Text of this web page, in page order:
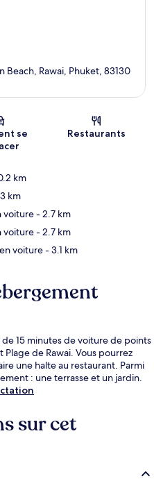
Beach, Rawai, Phuket, 83130
se
Restaurants
km
km
voiture- 2.7 km
voiture- 2.7 km
voiture- 3.1 km
15 minutes de voiture de points
de Rawai. Vous pourrez
une halte au restaurant. Parmi
: une terrasse et un jardin.
sur cet